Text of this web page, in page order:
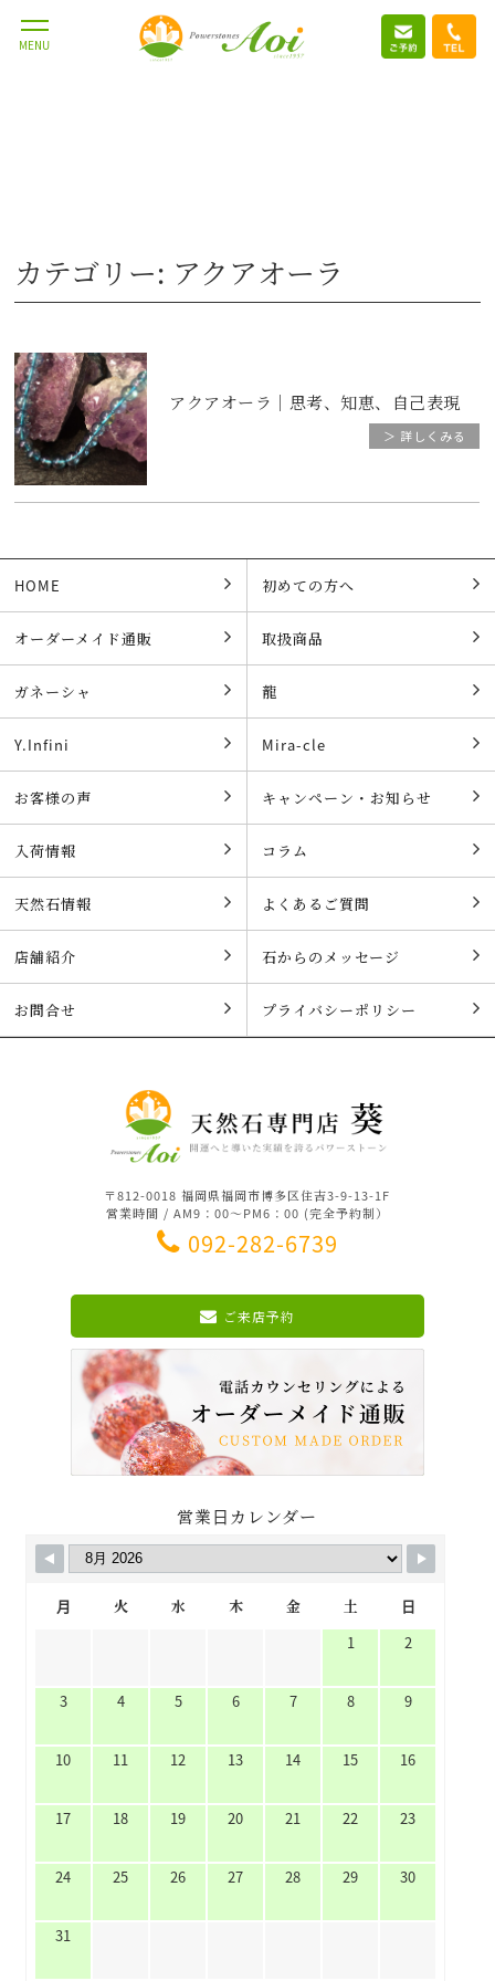
MENU
カテゴリー: アクアオーラ
アクアオーラ｜思考、知恵、自己表現
＞ 詳しくみる
HOME 初めての方へ
オーダーメイド通販 取扱商品
ガネーシャ 龍
Y.Infini Mira-cle
お客様の声 キャンペーン・お知らせ
入荷情報 コラム
天然石情報 よくあるご質問
店舗紹介 石からのメッセージ
お問合せ プライバシーポリシー
〒812-0018 福岡県福岡市博多区住吉3-9-13-1F
営業時間 / AM9：00～PM6：00 (完全予約制）
092-282-6739
ご来店予約
営業日カレンダー
月 火 水 木 金 土
日
1
2
3 4 5 6 7 8 9
10 11 12 13 14 15 16
17 18 19 20 21 22 23
24 25 26 27 28 29 30
31